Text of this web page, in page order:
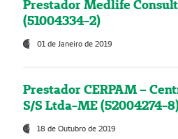
Prestador Medlife
(51004334-2)
01 de Janeiro de 2019
Prestador CERPAM –
S/S Ltda-ME (52004274-
18 de Outubro de 2019